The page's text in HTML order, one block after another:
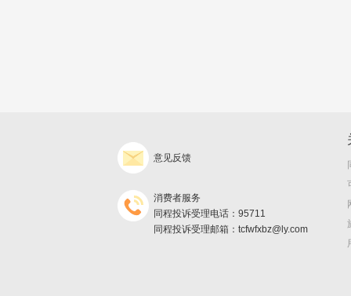
意见反馈
消费者服务
同程投诉受理电话：95711
同程投诉受理邮箱：tcfwfxbz@ly.com